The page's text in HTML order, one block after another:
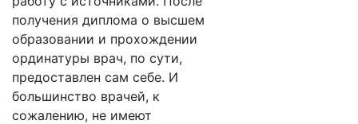
получения диплома о высшем
образовании и прохождении
ординатуры врач, по сути,
предоставлен сам себе. И
большинство врачей, к
сожалению, не имеют